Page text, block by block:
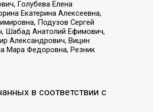
Голубева Елена
Екатерина Алексеевна,
Подузов Сергей
Шабад Анатолий Ефимович,
Александрович, Вицин
Мара Федоровна, Резник
в соответствии с